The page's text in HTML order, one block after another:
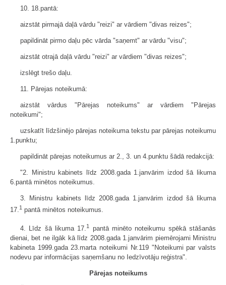
10. 18.pantā:
aizstāt pirmajā daļā vārdu "reizi" ar vārdiem "divas reizes";
papildināt pirmo daļu pēc vārda "saņemt" ar vārdu "visu";
aizstāt otrajā daļā vārdu "reizi" ar vārdiem "divas reizes";
izslēgt trešo daļu.
11. Pārejas noteikumā:
aizstāt vārdus "Pārejas noteikums" ar vārdiem "Pārejas
noteikumi";
uzskatīt līdzšinējo pārejas noteikuma tekstu par pārejas noteikumu
1.punktu;
papildināt pārejas noteikumus ar 2., 3. un 4.punktu šādā redakcijā:
"2. Ministru kabinets līdz 2008.gada 1.janvārim izdod šā likuma
6.pantā minētos noteikumus.
3. Ministru kabinets līdz 2008.gada 1.janvārim izdod šā likuma
17.1 pantā minētos noteikumus.
4. Līdz šā likuma 17.1
pantā minēto noteikumu spēkā stāšanās
dienai, bet ne ilgāk kā līdz 2008.gada 1.janvārim piemērojami Ministru
kabineta 1999.gada 23.marta noteikumi Nr.119 "Noteikumi par valsts
nodevu par informācijas saņemšanu no Iedzīvotāju reģistra".
Pārejas noteikums